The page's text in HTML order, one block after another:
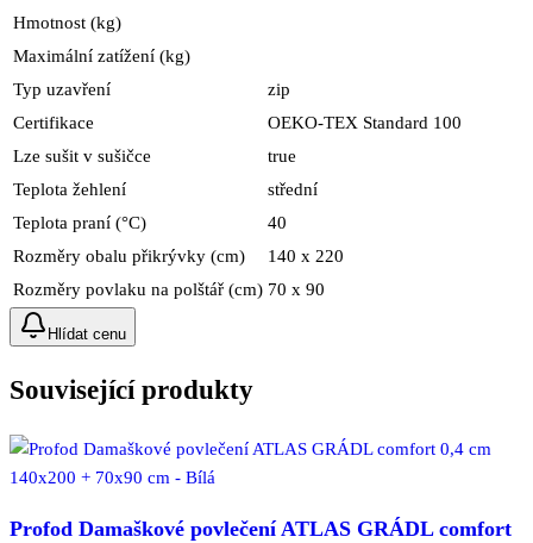
Hmotnost (kg)
Maximální zatížení (kg)
Typ uzavření
zip
Certifikace
OEKO-TEX Standard 100
Lze sušit v sušičce
true
Teplota žehlení
střední
Teplota praní (°C)
40
Rozměry obalu přikrývky (cm)
140 x 220
Rozměry povlaku na polštář (cm) 70 x 90
Hlídat cenu
Související produkty
Profod Damaškové povlečení ATLAS GRÁDL comfort